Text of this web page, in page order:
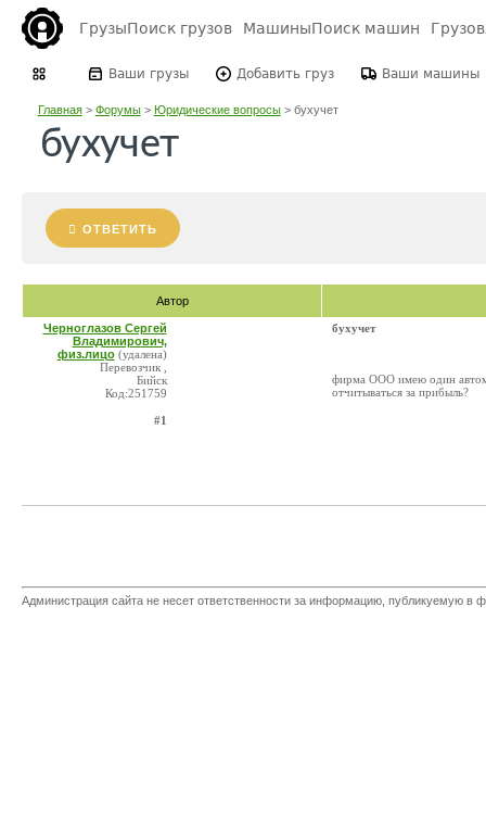
ГрузыПоиск грузов МашиныПоиск машин
Ваши грузы Добавить груз Ваши машины
Главная> Форумы> Юридические вопросы> бухучет
бухучет
ОТВЕТИТЬ
Автор
Черноглазов Сергей
Владимирович,
физ.лицо (удалена)
Перевозчик ,
Бийск
Код:251759
#1
бухучет
фирма ООО имею один
отчитываться за прибыль?
Администрация сайта не несет ответственности за информацию, публикуемую